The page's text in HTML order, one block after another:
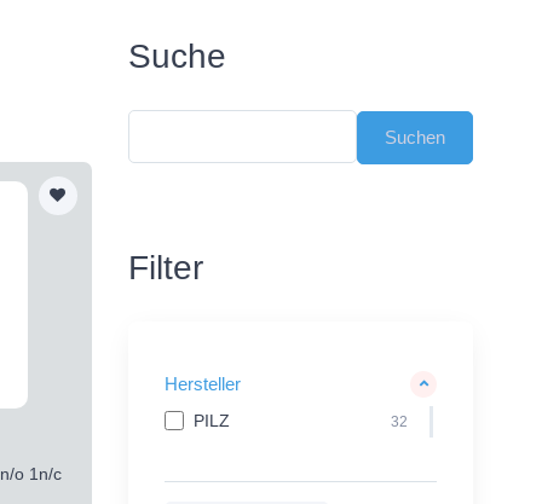
o 1n/c
Suche
Filter
Hersteller
PILZ 32